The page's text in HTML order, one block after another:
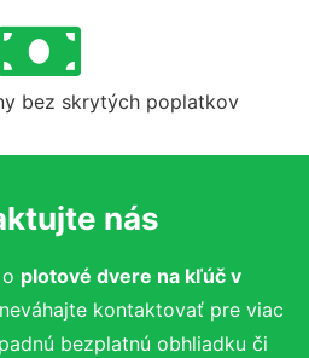
bez skrytých poplatkov
nás
plotové dvere na kľúč v
kontaktovať pre viac
bezplatnú obhliadku či